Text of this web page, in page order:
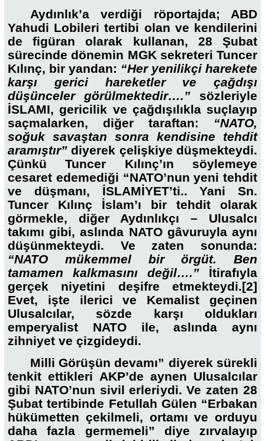
Aydınlık’a verdiği röportajda; ABD
Yahudi Lobileri tertibi olan ve kendilerini
de figüran olarak kullanan, 28 Şubat
sürecinde dönemin MGK sekreteri Tuncer
Kılınç, bir yandan: “Her yenilikçi harekete
karşı gerici hareketler ve çağdışı
düşünceler görülmektedir….” sözleriyle
İSLAMI, gericilik ve çağdışılıkla suçlayıp
saçmalarken, diğer taraftan: “NATO,
soğuk savaştan sonra kendisine tehdit
aramıştır”diyerek çelişkiye düşmekteydi.
Çünkü Tuncer Kılınç’ın söylemeye
cesaret edemediği “NATO’nun yeni tehdit
ve düşmanı, İSLAMİYET’ti.. Yani Sn.
Tuncer Kılınç İslam’ı bir tehdit olarak
görmekle, diğer Aydınlıkçı – Ulusalcı
takımı gibi, aslında NATO gâvuruyla aynı
düşünmekteydi. Ve zaten sonunda:
“NATO mükemmel bir örgüt. Ben
tamamen kalkmasını değil….” İtirafıyla
gerçek niyetini deşifre etmekteydi.[2]
Evet, işte ilerici ve Kemalist geçinen
Ulusalcılar, sözde karşı oldukları
emperyalist NATO ile, aslında aynı
zihniyet ve çizgideydi.
Milli Görüşün devamı” diyerek sürekli
tenkit ettikleri AKP’de aynen Ulusalcılar
gibi NATO’nun sivil erleriydi. Ve zaten 28
Şubat tertibinde Fetullah Gülen “Erbakan
hükümetten çekilmeli, ortamı ve orduyu
daha fazla germemeli” diye zırvalayıp